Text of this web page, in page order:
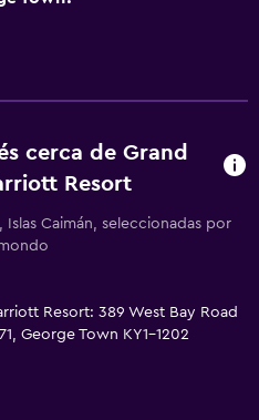
cerca de Grand
Resort
Caimán, seleccionadas por
Resort: 389 West Bay Road
George Town KY1-1202